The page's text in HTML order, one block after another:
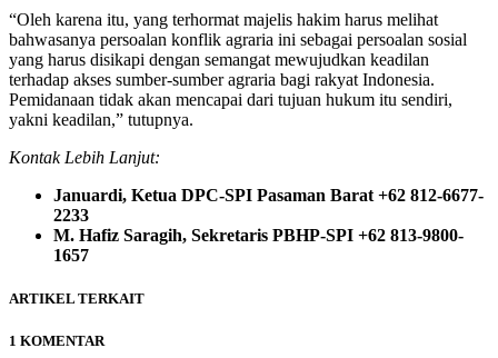
“Oleh karena itu, yang terhormat majelis hakim harus melihat
bahwasanya persoalan konflik agraria ini sebagai persoalan sosial
yang harus disikapi dengan semangat mewujudkan keadilan
terhadap akses sumber-sumber agraria bagi rakyat Indonesia.
Pemidanaan tidak akan mencapai dari tujuan hukum itu sendiri,
yakni keadilan,” tutupnya.
Kontak Lebih Lanjut:
Januardi, Ketua DPC-SPI Pasaman Barat +62 812-6677-
2233
M. Hafiz Saragih, Sekretaris PBHP-SPI +62 813-9800-
1657
ARTIKEL TERKAIT
1 KOMENTAR